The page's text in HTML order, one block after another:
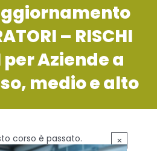
CHI SIAMO
PROFESSIONISTI
SERVIZI
FORMAZIONE
– RISCHI
per Aziende a
medio e alto
corso è passato. ×